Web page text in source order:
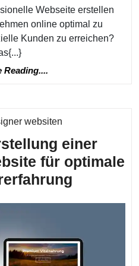
Webseite erstellen
online optimal zu
Kunden zu erreichen?
Reading....
websitenKategorie
einer
für optimale
Tipps